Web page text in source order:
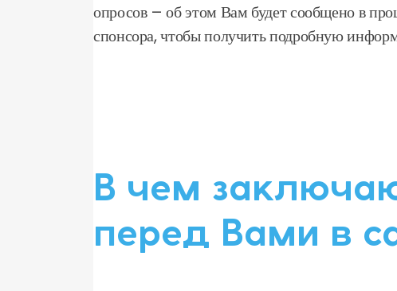
опросов – об этом Вам будет сообщено в
спонсора, чтобы получить подробную
В чем
перед Вами в